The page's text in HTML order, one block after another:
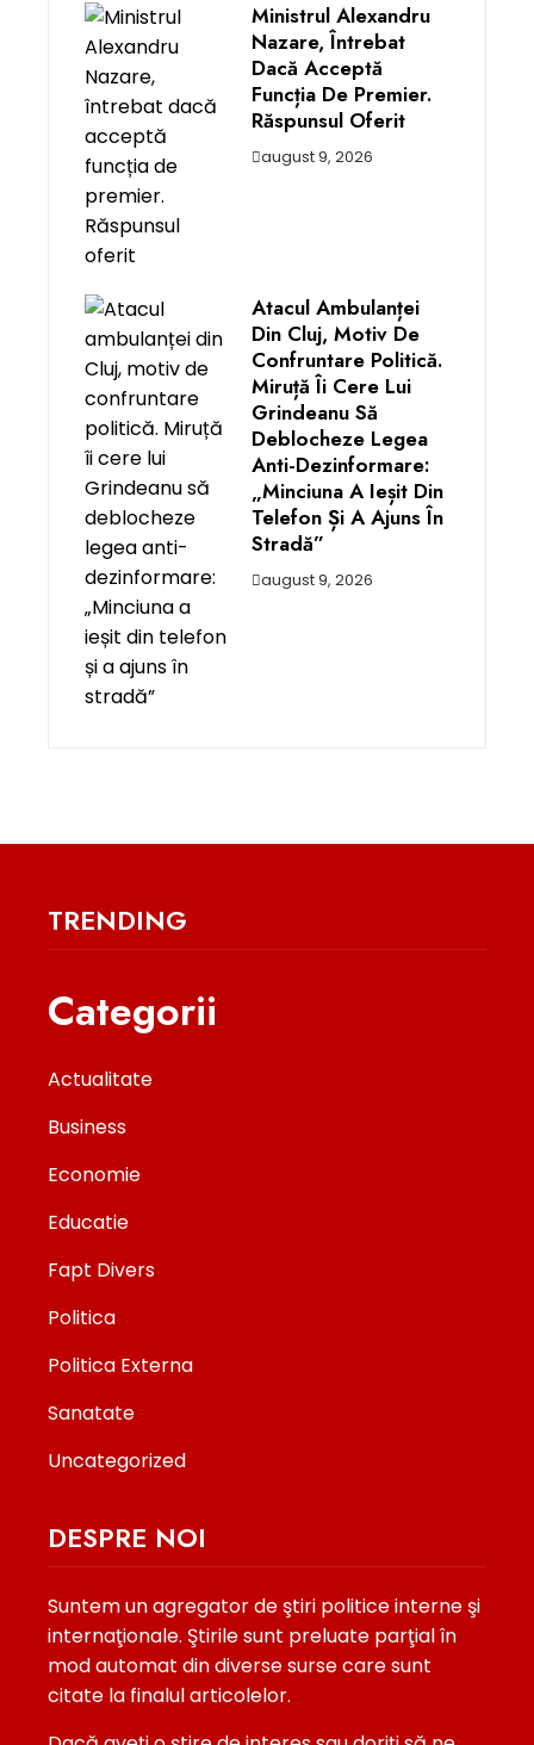
Ministrul Alexandru
Nazare, Întrebat
Dacă Acceptă
Funcția De Premier.
Răspunsul Oferit
august 9, 2026
Atacul Ambulanței
Din Cluj, Motiv De
Confruntare Politică.
Miruță Îi Cere Lui
Grindeanu Să
Deblocheze Legea
Anti-Dezinformare:
„Minciuna A Ieșit Din
Telefon Și A Ajuns În
Stradă”
august 9, 2026
TRENDING
Categorii
Actualitate
Business
Economie
Educatie
Fapt Divers
Politica
Politica Externa
Sanatate
Uncategorized
DESPRE NOI
Suntem un agregator de ştiri politice interne şi
internaţionale. Ştirile sunt preluate parţial în
mod automat din diverse surse care sunt
citate la finalul articolelor.